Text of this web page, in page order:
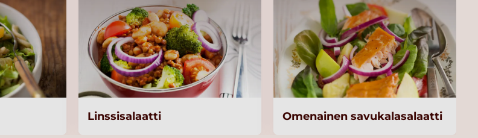
Linssisalaatti Omenainen savukalasalaatti